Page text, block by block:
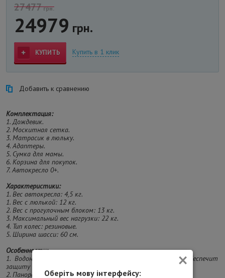
27477грн.
24979 грн.
КУПИТЬ Купить в 1 клик
Добавить к сравнению
Комплектация:
1. Дождевик.
2. Москитная сетка.
3. Матрасик в люльку.
4. Адаптеры.
5. Сумка для мамы.
6. Корзина для покупок.
7. Автокресло 0+.
Характеристики:
1. Вес автокресла: 4,5 кг.
1. Вес с люлькой: 12 кг.
2. Вес с прогулочным блоком: 13 кг.
3. Максимальный вес нагрузки: 22 кг.
4. Тип колес: резиновые.
5. Ширина шасси: 60 см.
Особенности:
1. Водонепроницаемый капюшон XXL с фильтром UPF 50+ обеспечит
защиту при любых погодных условиях.
2. Панорамная 3D вентиляция обеспечивает оптимальную
×
Оберіть мову інтерфейсу: